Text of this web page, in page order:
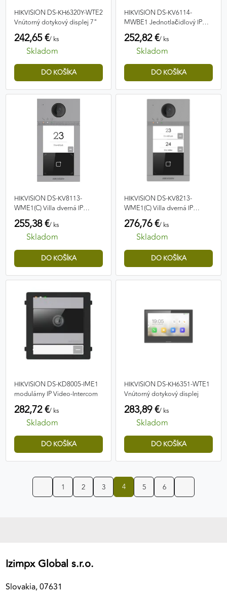
HIKVISION DS-KH6320Y-WTE2
Vnútorný dotykový displej 7"
242,65 €/ ks
Skladom
HIKVISION DS-KV6114-
MWBE1 Jednotlačidlový IP
videovrátnik
252,82 €/ ks
Skladom
HIKVISION DS-KV8113-
WME1(C) Villa dverná IP
jednotka
255,38 €/ ks
Skladom
HIKVISION DS-KV8213-
WME1(C) Villa dverná IP
jednotka
276,76 €/ ks
Skladom
HIKVISION DS-KD8005-IME1
modulárny IP Video-Intercom
282,72 €/ ks
Skladom
HIKVISION DS-KH6351-WTE1
Vnútorný dotykový displej
283,89 €/ ks
Skladom
1 2 3 4 5 6
Izimpx Global s.r.o.
Slovakia, 07631